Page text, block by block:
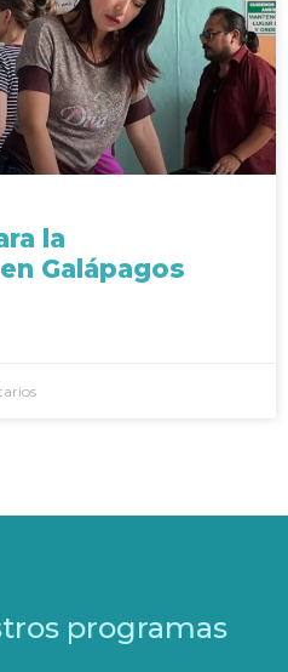
la
Galápagos
programas